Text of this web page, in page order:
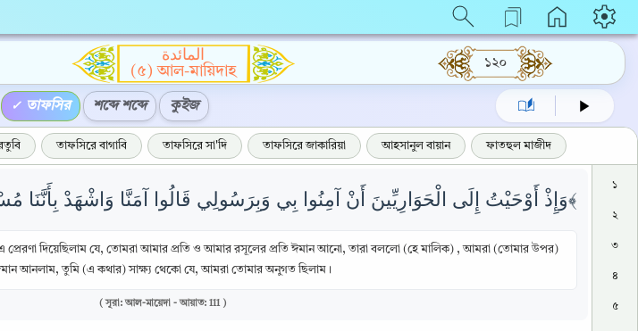
المائدة
(৫) আল-মায়িদাহ
১২০
তাফসির শব্দে শব্দে কুইজ
তাফসিরে বাগাবি তাফসিরে সা'দি তাফসিরে জাকারিয়া আহসানুল বায়ান ফাতহুল মাজীদ
وَإِذْ أَوْحَيْتُ إِلَى الْحَوَارِيِّينَ أَنْ آمِنُوا بِي وَبِرَسُولِي قَالُوا آمَنَّا وَاشْهَدْ بِأَنَّنَا مُسْلِمُونَ ﴿١١١﴾
দিয়েছিলাম যে, তোমরা আমার প্রতি ও আমার রসূলের প্রতি ঈমান আনো, তারা বললো (হে মালিক) , আমরা (তোমার উপর)
আনলাম, তুমি (এ কথার) সাক্ষ্য থেকো যে, আমরা তোমার অনুগত ছিলাম।
( সূরা: আল-মায়েদা - আয়াত: 111 )
১
২
৩
৪
৫